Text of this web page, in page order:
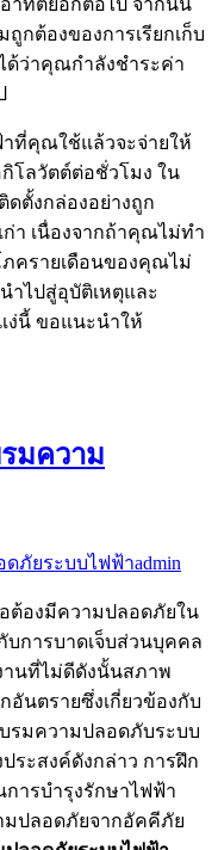
ภัยระบบไฟฟ้า
องมีความปลอดภัยใน
การบาดเจ็บส่วนบุคคล
นที่ไม่ดีดังนั้นสภาพ
อันตรายซึ่งเกี่ยวข้องกับ
รมความปลอดภับระบบ
ะสงค์ดังกล่าว การฝึก
ารบำรุงรักษาไฟฟ้า
ปลอดภัยจากอัคคีภัย
วามปลอดภับ
ญ่ตระหนักดีถึงความ
ดภัยระบบไฟฟ้าดังนั้น
ติเหตุและอันตรายด้วย
ดมคติที่สอดคล้องกับผู้
ารวิเคราะห์ซึ่งสามารถ
รมความปลอดภัยระบบ
รับคนงานเป็นสิ่งสำคัญ
ลอดภัยที่เหมาะสมให้